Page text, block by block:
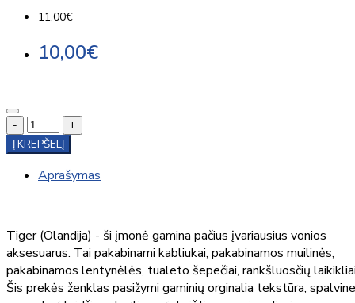
11,00€
10,00€
-
+
Į KREPŠELĮ
Aprašymas
Tiger (Olandija) - ši įmonė gamina pačius įvariausius vonios
aksesuarus. Tai pakabinami kabliukai, pakabinamos muilinės,
pakabinamos lentynėlės, tualeto šepečiai, rankšluosčių
Šis prekės ženklas pasižymi gaminių orginalia tekstūra, spalvine